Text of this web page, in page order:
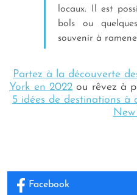
locaux. Il est
bols ou
souvenir à
Partez à la découverte
York en 2022 ou rêvez à
5 idées de destinations à
Facebook